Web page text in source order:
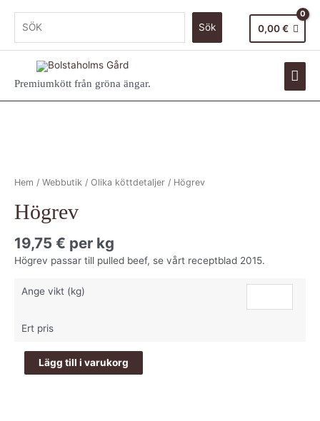
Sök 0,00€
Premiumkött från gröna ängar.
Hem / Webbutik / Olika köttdetaljer / Högrev
Högrev
19,75 € per kg
Högrev passar till pulled beef, se vårt receptblad 2015.
Ange vikt (kg)
Ert pris
Lägg till i varukorg